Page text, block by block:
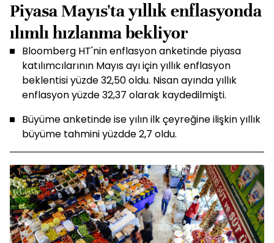
Piyasa Mayıs'ta yıllık enflasyonda
ılımlı hızlanma bekliyor
Bloomberg HT'nin enflasyon anketinde piyasa
katılımcılarının Mayıs ayı için yıllık enflasyon
beklentisi yüzde 32,50 oldu. Nisan ayında yıllık
enflasyon yüzde 32,37 olarak kaydedilmişti.
Büyüme anketinde ise yılın ilk çeyreğine ilişkin yıllık
büyüme tahmini yüzdde 2,7 oldu.